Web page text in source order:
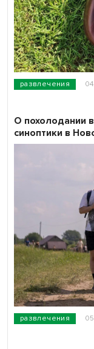
развлечения
развлечения
О похолодании
синоптики в